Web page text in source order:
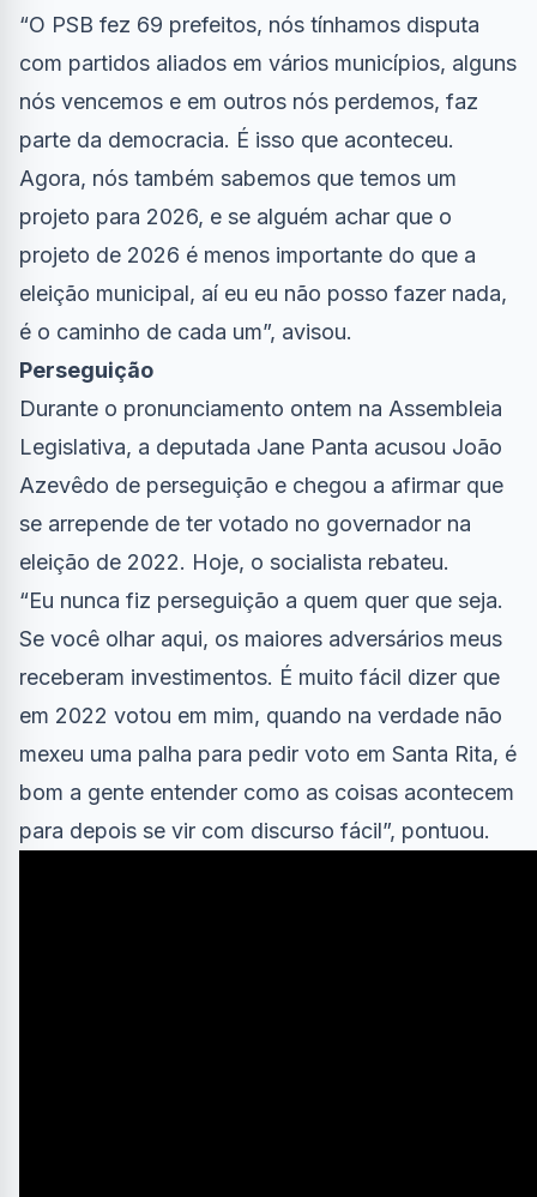
“O PSB fez 69 prefeitos, nós tínhamos disputa
com partidos aliados em vários municípios, alguns
nós vencemos e em outros nós perdemos, faz
parte da democracia. É isso que aconteceu.
Agora, nós também sabemos que temos um
projeto para 2026, e se alguém achar que o
projeto de 2026 é menos importante do que a
eleição municipal, aí eu eu não posso fazer nada,
é o caminho de cada um”, avisou.
Perseguição
Durante o pronunciamento ontem na Assembleia
Legislativa, a deputada Jane Panta acusou João
Azevêdo de perseguição e chegou a afirmar que
se arrepende de ter votado no governador na
eleição de 2022. Hoje, o socialista rebateu.
“Eu nunca fiz perseguição a quem quer que seja.
Se você olhar aqui, os maiores adversários meus
receberam investimentos. É muito fácil dizer que
em 2022 votou em mim, quando na verdade não
mexeu uma palha para pedir voto em Santa Rita, é
bom a gente entender como as coisas acontecem
para depois se vir com discurso fácil”, pontuou.